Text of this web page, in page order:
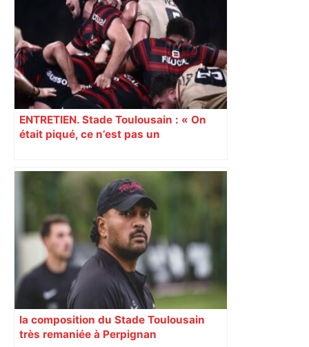
ENTRETIEN. Stade Toulousain : « On
était piqué, ce n’est pas un
la composition du Stade Toulousain
très remaniée à Perpignan